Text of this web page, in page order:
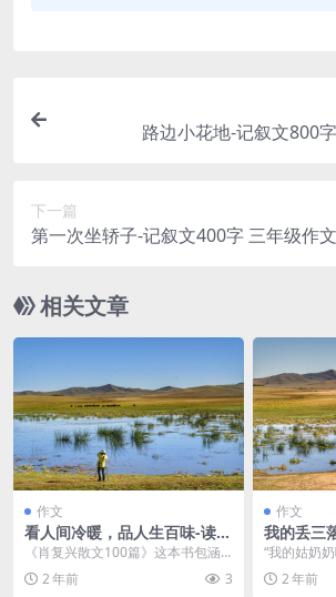
路边小花地-记叙文800
下一篇
第一次坐轿子-记叙文400字 三年级作
相关文章
作文
看人间冷暖，品人生百味-读
《肖复兴散文100篇》有感120
0字 高一作文范文
《肖复兴散文100篇》这本书包涵
了作者亲自挑选的一百篇散文作
品，时间上从20世纪...
2 年前 3
作文
我的丢三
字 高二
“我的姑奶
你大姨妈家
有忘带笔...
2 年前